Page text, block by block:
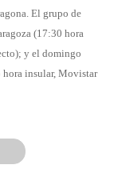
El grupo de
(17:30 hora
y el domingo
hora insular, Movistar